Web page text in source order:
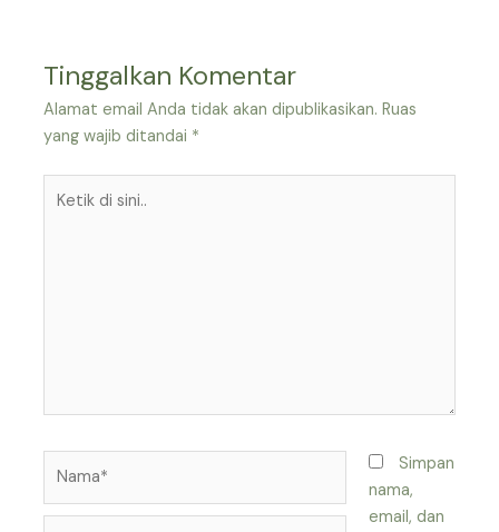
Tinggalkan Komentar
Alamat email Anda tidak akan dipublikasikan. Ruas
yang wajib ditandai *
Simpan
nama,
email, dan